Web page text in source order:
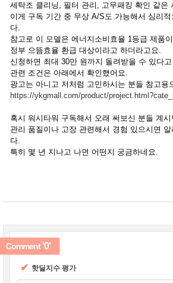
세탁조 클리닝, 필터 관리, 고무패킹 확인 같은
이게 구독 기간 중 무상 A/S도 가능해서 심리
다.
참고로 이 모델은 에너지소비효율 1등급 제품
정부 으뜸효율 환급 대상이라고 하더라고요.
신청하면 최대 30만 원까지 돌려받을 수 있다
관련 조건은 아래에서 확인했어요.
광고는 아니고 저처럼 고민하시는 분들 참고용
https://ykgmall.com/product/
혹시 워시타워 구독해서 오래 써보신 분들 계시
관리 품질이나 고장 관련해서 경험 있으시면
다.
특히 몇 년 지나고 나면 어떤지 궁금하네요.
✔ 핫딜지수 평가
Comment'0'